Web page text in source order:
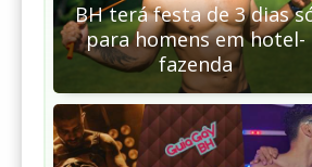
BH terá festa de 3 dias
para homens em hotel-
fazenda